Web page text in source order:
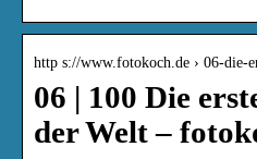
http s://www.fotokoch.de › 06-die-
06 | 100 Die
der Welt –